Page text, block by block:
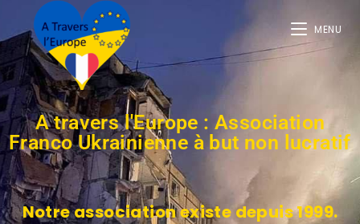
MENU
A travers l'Europe : Association
Franco Ukrainienne à but non lucratif
Notre association existe depuis 1999.